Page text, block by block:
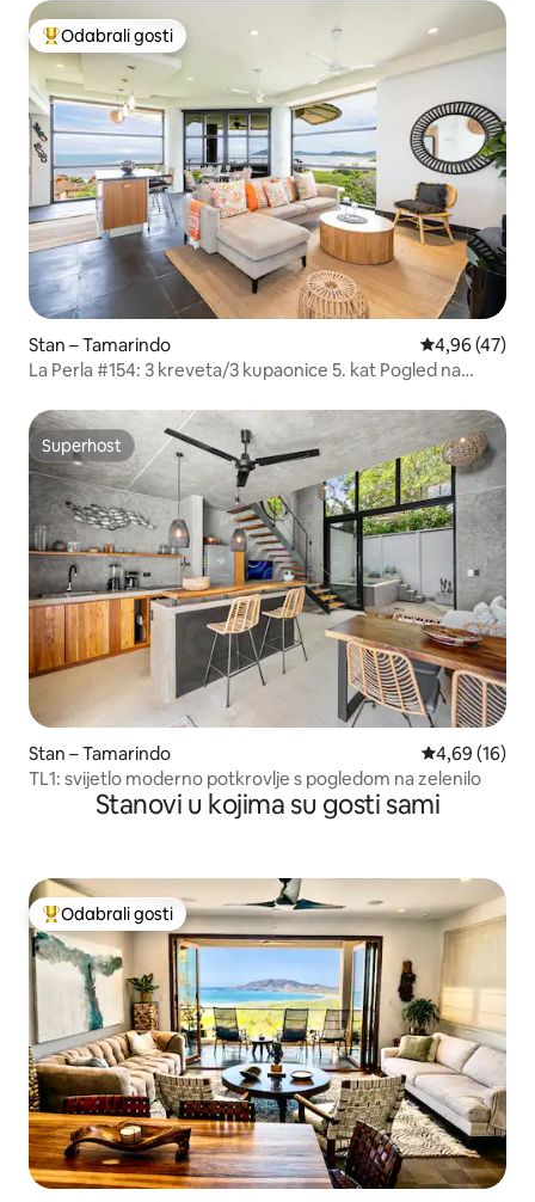
Među najviše rangiranima s oznakom „Odabrali gosti”
Odabrali gosti
Stan – Tamarindo Prosječna
4,96 (47)
La Perla #154: 3 kreveta/3 kupaonice 5. kat Pogled na
Superhost
Superhost
Stan – Tamarindo Prosječna
4,69 (16)
TL1: svijetlo moderno potkrovlje s pogledom na zelenilo
Stanovi u kojima su gosti sami
Među najviše rangiranima s oznakom „Odabrali gosti”
Odabrali gosti